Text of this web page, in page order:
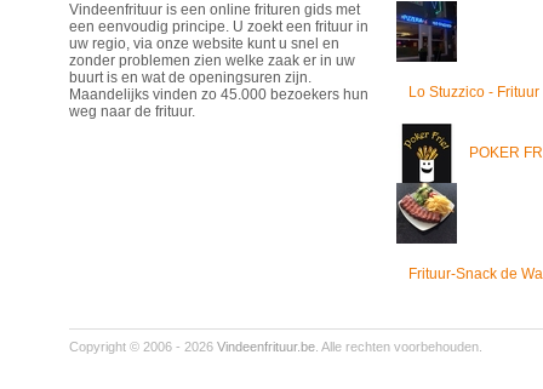
Vindeenfrituur is een online frituren gids met
een eenvoudig principe. U zoekt een frituur in
uw regio, via onze website kunt u snel en
zonder problemen zien welke zaak er in uw
buurt is en wat de openingsuren zijn.
Maandelijks vinden zo 45.000 bezoekers hun
weg naar de frituur.
Lo Stuzzico -
POKER
Frituur-Snack de
Copyright © 2006 - 2026 Vindeenfrituur.be . Alle rechten voorbehouden.